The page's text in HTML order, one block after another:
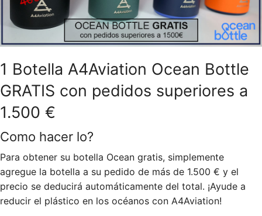
1 Botella A4Aviation Ocean Bottle
GRATIS con pedidos superiores a
1.500 €
Como hacer lo?
Para obtener su botella Ocean gratis, simplemente
agregue la botella a su pedido de más de 1.500 € y el
precio se deducirá automáticamente del total. ¡Ayude a
reducir el plástico en los océanos con A4Aviation!